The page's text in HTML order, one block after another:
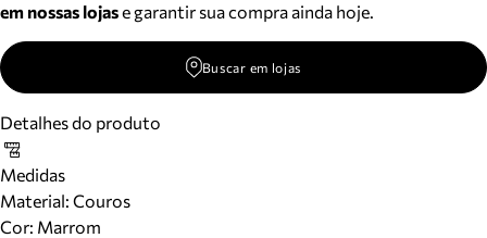
em nossas lojase garantir sua compra ainda hoje.
Buscar em lojas
Detalhes do produto
Medidas
Material: Couros
Cor: Marrom